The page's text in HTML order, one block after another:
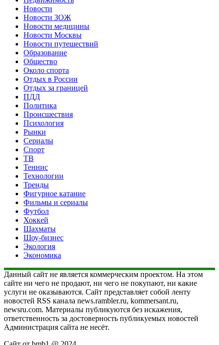
Новости
Новости ЗОЖ
Новости медицины
Новости Москвы
Новости путешествий
Образование
Общество
Около спорта
Отдых в России
Отдых за границей
ПДД
Политика
Происшествия
Психология
Рынки
Сериалы
Спорт
ТВ
Теннис
Технологии
Тренды
Фигурное катание
Фильмы и сериалы
Футбол
Хоккей
Шахматы
Шоу-бизнес
Экология
Экономика
Данный сайт не является коммерческим проектом. На этом
сайте ни чего не продают, ни чего не покупают, ни какие
услуги не оказываются. Сайт представляет собой ленту
новостей RSS канала news.rambler.ru, kommersant.ru,
newsru.com. Материалы публикуются без искажения,
ответственность за достоверность публикуемых новостей
Администрация сайта не несёт.